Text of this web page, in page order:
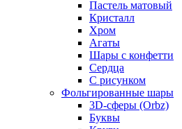
Пастель матовый
Кристалл
Хром
Агаты
Шары с конфетти
Сердца
С рисунком
Фольгированные шары
3D-сферы (Orbz)
Буквы